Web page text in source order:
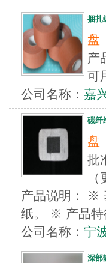
捆扎
盘
产
可
公司名称： 嘉
碳纤
盘
批
产品说明： ※
纸。 ※ 产品
公司名称： 宁
深部